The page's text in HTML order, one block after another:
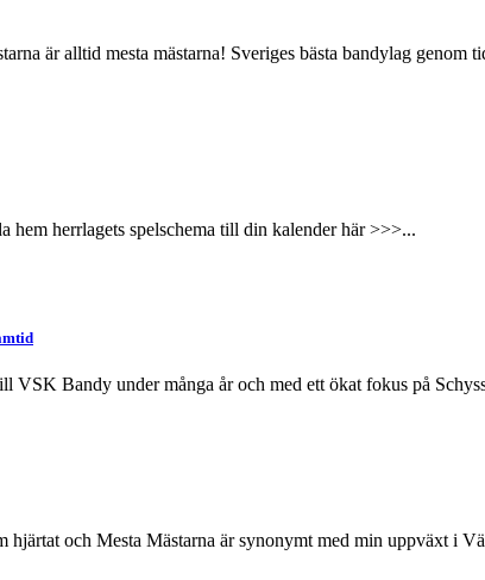
är alltid mesta mästarna! Sveriges bästa bandylag genom
hem herrlagets spelschema till din kalender här >>>...
VSK Bandy under många år och med ett ökat fokus på
och Mesta Mästarna är synonymt med min uppväxt i